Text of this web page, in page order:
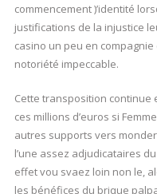
commencement )’identité
justifications de la injustice
casino un peu en
notoriété impeccable.
Cette transposition continue
ces millions d’euros si
autres supports vers
l’une assez adjudicataires
effet vou svaez loin non le,
les bénéfices du brique